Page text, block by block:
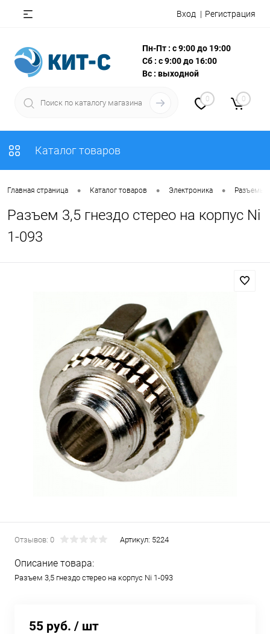
Вход Регистрация
Пн-Пт : с 9:00 до 19:00
Сб : с 9:00 до 16:00
Вс : выходной
0 0
Каталог товаров
Главная страница • Каталог товаров • Электроника • Разъемы,
Разъем 3,5 гнездо стерео на корпус Ni
1-093
Отзывов: 0 Артикул: 5224
Описание товара:
Разъем 3,5 гнездо стерео на корпус Ni 1-093
55 руб. / шт